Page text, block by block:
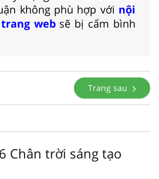
không phù hợp với nội
websẽ bị cấm bình
Trang sau
Chân trời sáng tạo